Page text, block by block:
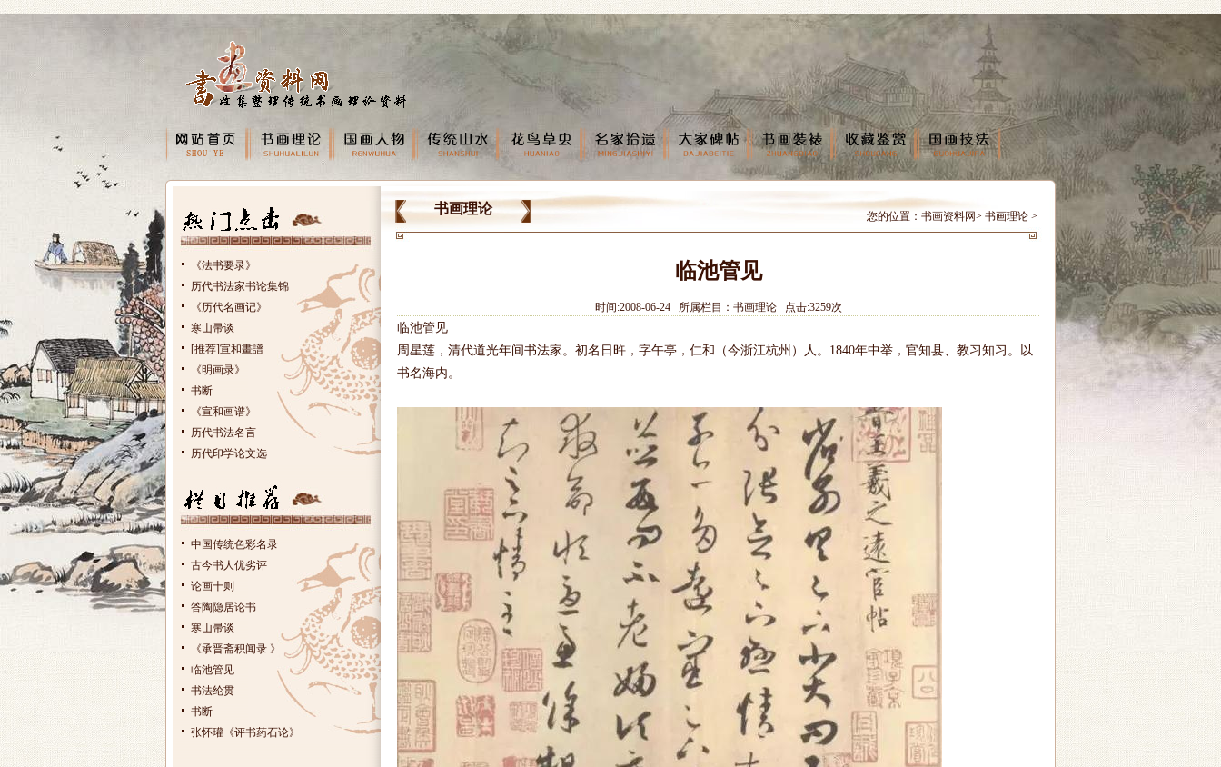
《法书要录》
历代书法家书论集锦
《历代名画记》
寒山帚谈
[推荐]宣和畫譜
《明画录》
书断
《宣和画谱》
历代书法名言
历代印学论文选
中国传统色彩名录
古今书人优劣评
论画十则
答陶隐居论书
寒山帚谈
《承晋斋积闻录 》
临池管见
书法纶贯
书断
张怀瓘《评书药石论》
书画理论 您的位置： 书画资料网> 书画理论 >
临池管见
时间:2008-06-24 所属栏目：书画理论 点击:3259次
临池管见
周星莲，清代道光年间书法家。初名日旿，字午亭，仁和（今浙江杭州）人。1840年中举，官知县、教习知习。以
书名海内。